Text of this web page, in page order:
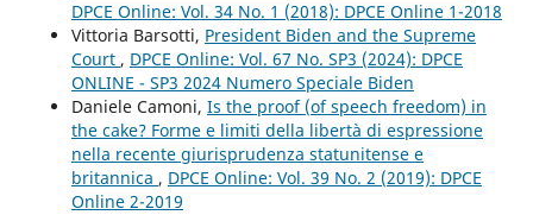
DPCE Online: Vol. 34 No. 1 (2018): DPCE Online 1-2018
Vittoria Barsotti, President Biden and the Supreme
Court , DPCE Online: Vol. 67 No. SP3 (2024): DPCE
ONLINE - SP3 2024 Numero Speciale Biden
Daniele Camoni, Is the proof (of speech freedom) in
the cake? Forme e limiti della libertà di espressione
nella recente giurisprudenza statunitense e
britannica , DPCE Online: Vol. 39 No. 2 (2019): DPCE
Online 2-2019